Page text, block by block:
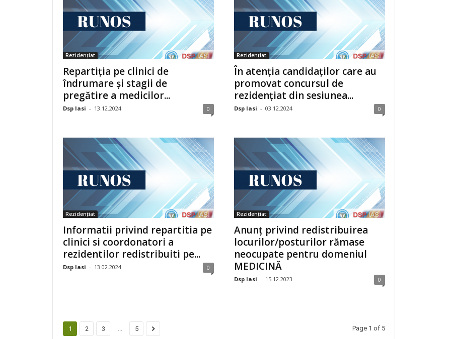
Rezidențiat
Repartiția pe clinici de
îndrumare și stagii de
pregătire a medicilor...
Dsp Iasi - 13.12.2024 0
Rezidențiat
În atenția candidaților care au
promovat concursul de
rezidențiat din sesiunea...
Dsp Iasi - 03.12.2024 0
Rezidențiat
Informatii privind repartitia pe
clinici si coordonatori a
rezidentilor redistribuiti pe...
Dsp Iasi - 13.02.2024 0
Rezidențiat
Anunț privind redistribuirea
locurilor/posturilor rămase
neocupate pentru domeniul
MEDICINĂ
Dsp Iasi - 15.12.2023 0
1 2 3 ... 5 Page 1 of 5